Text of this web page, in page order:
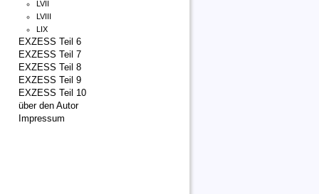
LVII
LVIII
LIX
EXZESS Teil 6
EXZESS Teil 7
EXZESS Teil 8
EXZESS Teil 9
EXZESS Teil 10
über den Autor
Impressum